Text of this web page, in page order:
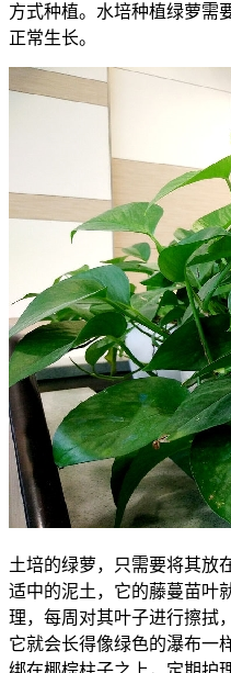
方式种植。水培种植绿萝需
正常生长。
土培的绿萝，只需要将其放
适中的泥土，它的藤蔓苗叶
理，每周对其叶子进行擦拭
它就会长得像绿色的瀑布一